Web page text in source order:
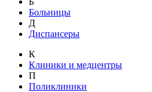
Больницы
Д
Диспансеры
К
Клиники и медцентры
П
Поликлиники